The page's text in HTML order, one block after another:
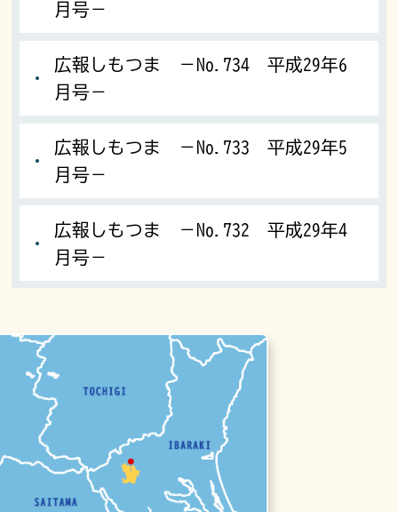
月号－
広報しもつま －No.734 平成29年6
月号－
広報しもつま －No.733 平成29年5
月号－
広報しもつま －No.732 平成29年4
月号－